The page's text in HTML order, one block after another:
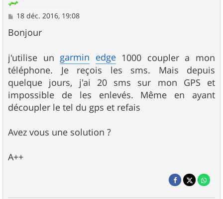
M
s
s
g
e
18 déc. 2016, 19:08
Bonjour
j'utilise ungarmin edge1000 coupler a mon
téléphone. Je reçois les sms. Mais depuis
quelque jours, j'ai 20 sms sur mon GPS et
impossible de les enlevés. Même en ayant
découpler le tel du gps et refais
Avez vous une solution ?
A++